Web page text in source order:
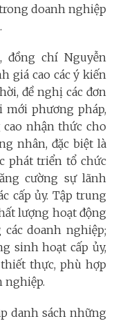
doanh nghiệp
đồng chí Nguyễn
giá cao các ý kiến
đề nghị các đơn
mới phương pháp,
nhận thức cho
nhân, đặc biệt là
phát triển tổ chức
cường sự lãnh
cấp ủy. Tập trung
lượng hoạt động
doanh nghiệp;
sinh hoạt cấp ủy,
thực, phù hợp
nghiệp.
danh sách những